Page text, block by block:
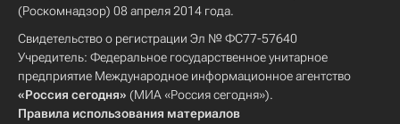
(Роскомнадзор) 08 апреля 2014 года.
Свидетельство о регистрации Эл № ФС77-57640
Учредитель: Федеральное государственное унитарное
предприятие Международное информационное агентство
«Россия сегодня» (МИА «Россия сегодня»).
Правила использования материалов